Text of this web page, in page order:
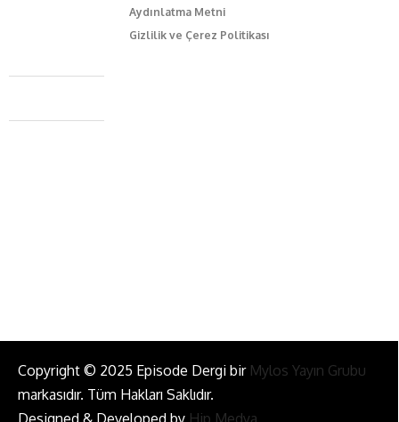
Aydınlatma Metni
Gizlilik ve Çerez Politikası
Caferağa Mah. Dr. Şakir Paşa Sok. No3/A Kadıköy İstanbul
+90 543 345 46 00
Copyright © 2025 Episode Dergi bir Mylos Yayın Grubu
markasıdır. Tüm Hakları Saklıdır.
Designed & Developed by Hip Medya